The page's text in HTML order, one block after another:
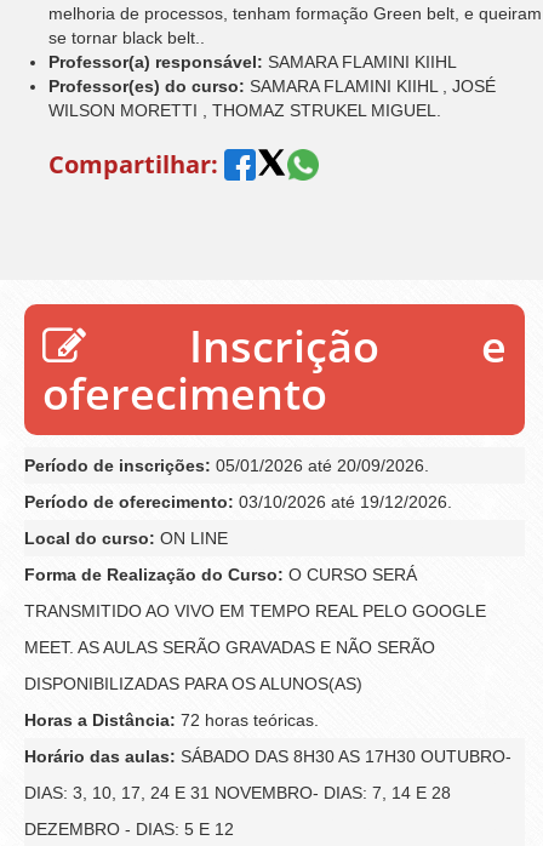
melhoria de processos, tenham formação Green belt, e queiram
se tornar black belt..
Professor(a) responsável: SAMARA FLAMINI KIIHL
Professor(es) do curso: SAMARA FLAMINI KIIHL , JOSÉ
WILSON MORETTI , THOMAZ STRUKEL MIGUEL.
Compartilhar:
Inscrição e
oferecimento
Período de inscrições: 05/01/2026 até 20/09/2026.
Período de oferecimento: 03/10/2026 até 19/12/2026.
Local do curso: ON LINE
Forma de Realização do Curso: O CURSO SERÁ
TRANSMITIDO AO VIVO EM TEMPO REAL PELO GOOGLE
MEET. AS AULAS SERÃO GRAVADAS E NÃO SERÃO
DISPONIBILIZADAS PARA OS ALUNOS(AS)
Horas a Distância: 72 horas teóricas.
Horário das aulas: SÁBADO DAS 8H30 AS 17H30 OUTUBRO-
DIAS: 3, 10, 17, 24 E 31 NOVEMBRO- DIAS: 7, 14 E 28
DEZEMBRO - DIAS: 5 E 12